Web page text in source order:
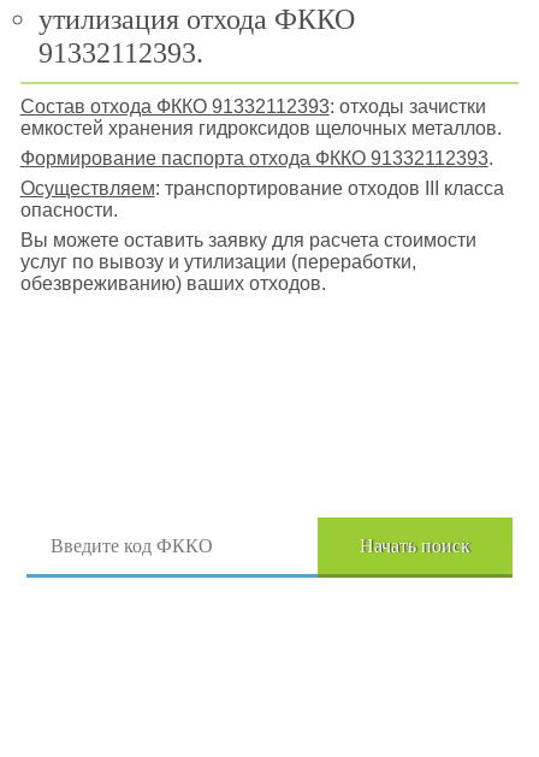
утилизация отхода ФККО
91332112393.
Состав отхода ФККО 91332112393: отходы зачистки
емкостей хранения гидроксидов щелочных металлов.
Формирование паспорта отхода ФККО 91332112393.
Осуществляем: транспортирование отходов III класса
опасности.
Вы можете оставить заявку для расчета стоимости
услуг по вывозу и утилизации (переработки,
обезвреживанию) ваших отходов.
Начать поиск